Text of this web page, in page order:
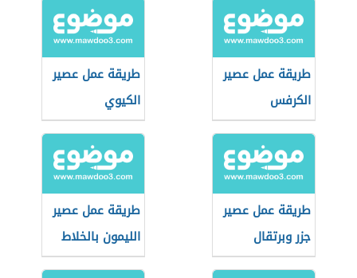
طريقة عمل عصير
الكرفس
طريقة عمل عصير
الكيوي
طريقة عمل عصير
جزر وبرتقال
طريقة عمل عصير
الليمون بالخلاط